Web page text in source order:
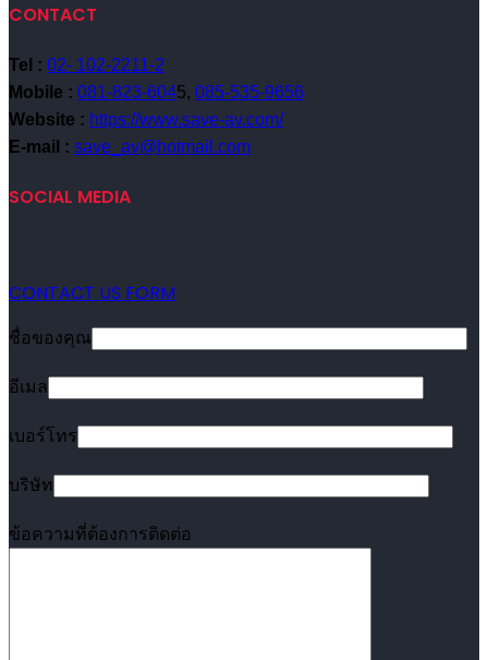
CONTACT
Tel : 02- 102-2211-2
Mobile : 081-823-6045, 085-535-9656
Website : https://www.save-av.com/
E-mail : save_av@hotmail.com
SOCIAL MEDIA
CONTACT US FORM
ชื่อของคุณ
อีเมล
เบอร์โทร
บริษัท
ข้อความที่ต้องการติดต่อ